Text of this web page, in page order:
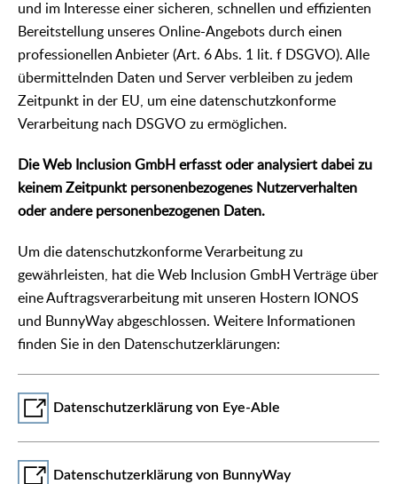
und im Interesse einer sicheren, schnellen und effizienten
Bereitstellung unseres Online-Angebots durch einen
professionellen Anbieter (Art. 6 Abs. 1 lit. f DSGVO). Alle
übermittelnden Daten und Server verbleiben zu jedem
Zeitpunkt in der EU, um eine datenschutzkonforme
Verarbeitung nach DSGVO zu ermöglichen.
Die Web Inclusion GmbH erfasst oder analysiert dabei zu
keinem Zeitpunkt personenbezogenes Nutzerverhalten
oder andere personenbezogenen Daten.
Um die datenschutzkonforme Verarbeitung zu
gewährleisten, hat die Web Inclusion GmbH Verträge über
eine Auftragsverarbeitung mit unseren Hostern IONOS
und BunnyWay abgeschlossen. Weitere Informationen
finden Sie in den Datenschutzerklärungen:
Datenschutzerklärung von Eye-Able
Datenschutzerklärung von BunnyWay